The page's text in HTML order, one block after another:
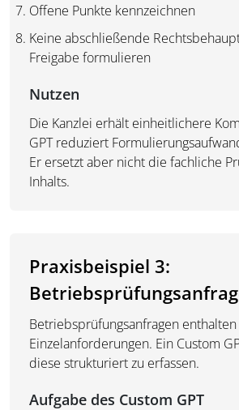
Offene Punkte kennzeichnen
Keine abschließende
Freigabe formulieren
Nutzen
Die Kanzlei erhält einheitlichere
GPT reduziert
Er ersetzt aber nicht die fachliche
Inhalts.
Praxisbeispiel 3:
Betriebsprüfungsanfragen enthalten
Einzelanforderungen. Ein Custom
diese strukturiert zu erfassen.
Aufgabe des Custom GPT